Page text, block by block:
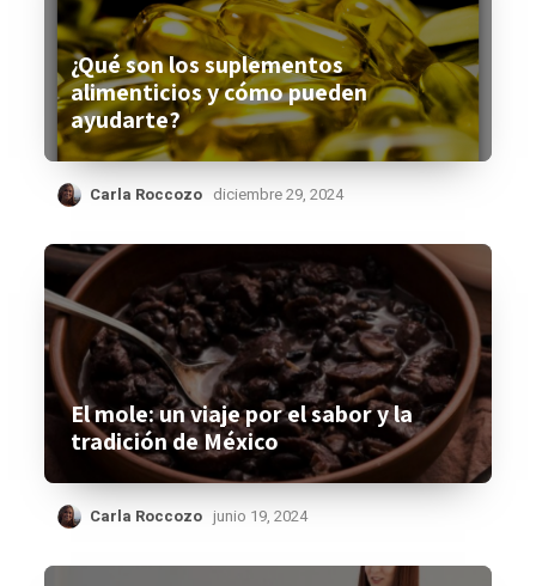
¿Qué son los suplementos
alimenticios y cómo pueden
ayudarte?
Carla Roccozo diciembre 29, 2024
El mole: un viaje por el sabor y la
tradición de México
Carla Roccozo junio 19, 2024